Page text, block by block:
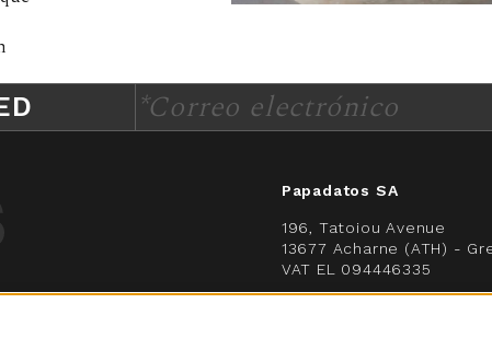
*Correo electrónico
Papadatos SA
196, Tatoiou Avenue
13677 Acharne (ATH) -
VAT EL 094446335